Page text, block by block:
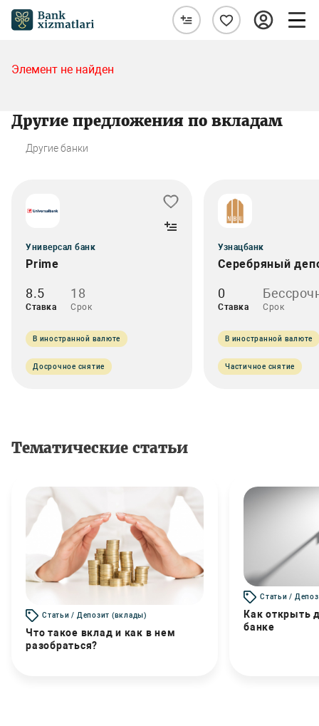
Элемент не найден
Другие предложения по вкладам
Другие банки
Универсал банк
Prime
8.5
Ставка
18
Срок
В иностранной валюте
Досрочное снятие
Узнацбанк
Серебряный
0
Ставка Срок
В иностранной валюте
Частичное снятие
Тематические статьи
Статьи / Депозит (вклады)
Что такое вклад и как в нем
разобраться?
Статьи /
Как открыть
банке